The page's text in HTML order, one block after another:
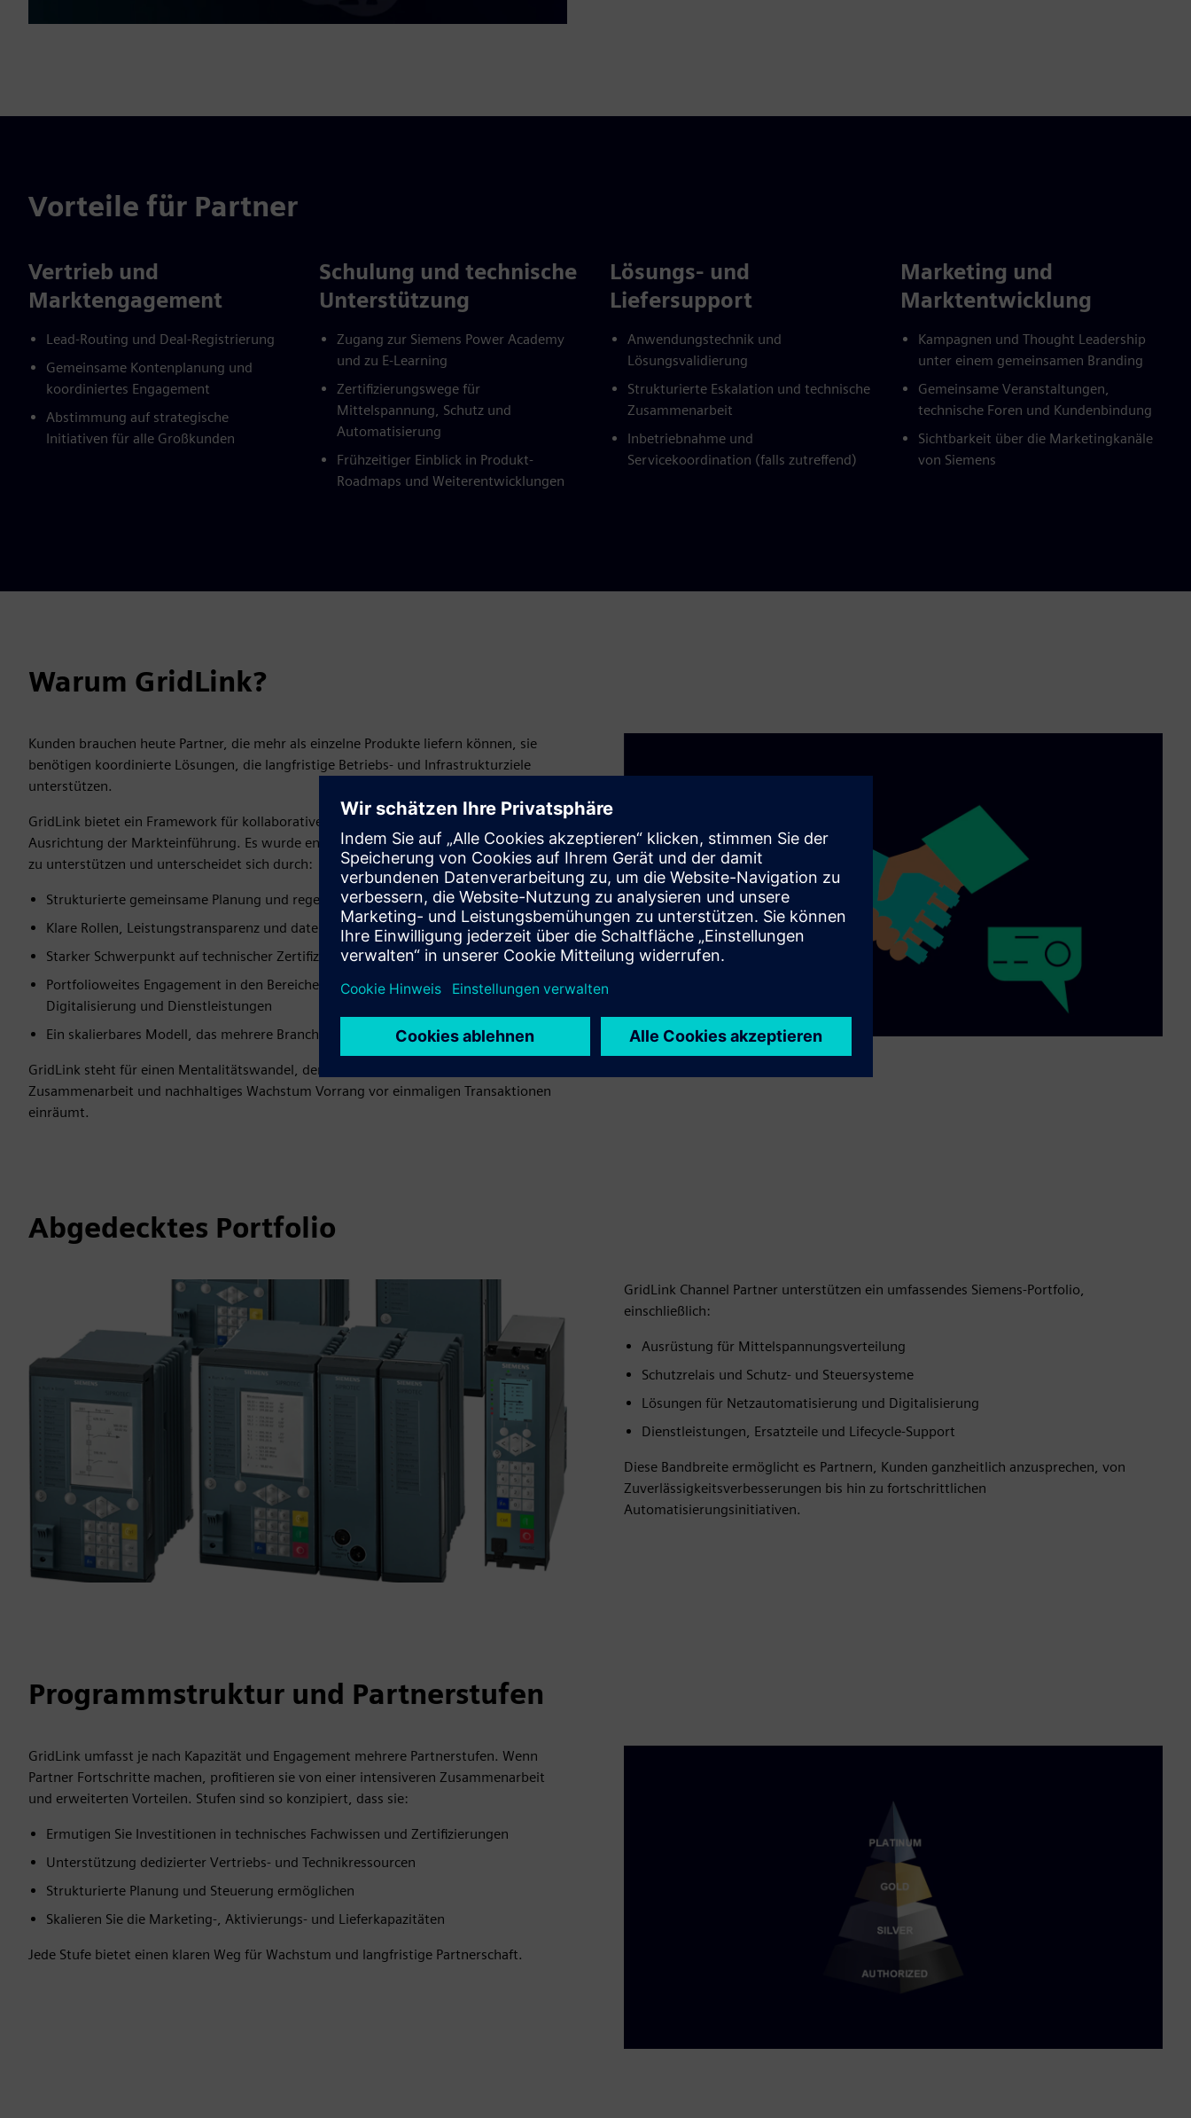
Vorteile für Partner
Vertrieb und
Marktengagement
Lead-Routing und Deal-Registrierung
Gemeinsame Kontenplanung und
koordiniertes Engagement
Abstimmung auf strategische
Initiativen für alle Großkunden
Schulung und technische
Unterstützung
Zugang zur Siemens Power Academy
und zu E-Learning
Zertifizierungswege für
Mittelspannung, Schutz und
Automatisierung
Frühzeitiger Einblick in Produkt-
Roadmaps und Weiterentwicklungen
Lösungs- und
Liefersupport
Anwendungstechnik und
Lösungsvalidierung
Strukturierte Eskalation und technische
Zusammenarbeit
Inbetriebnahme und
Servicekoordination (falls zutreffend)
Marketing und
Marktentwicklung
Kampagnen und Thought Leadership
unter einem gemeinsamen Branding
Gemeinsame Veranstaltungen,
technische Foren und Kundenbindung
Sichtbarkeit über die Marketingkanäle
von Siemens
Warum GridLink?
Kunden brauchen heute Partner, die mehr als einzelne Produkte liefern können, sie
benötigen koordinierte Lösungen, die langfristige Betriebs- und Infrastrukturziele
unterstützen.
GridLink bietet ein Framework für kollaborative Planung, Unterstützung und
Ausrichtung der Markteinführung. Es wurde entwickelt, um Kunden aus allen Branchen
zu unterstützen und unterscheidet sich durch:
Strukturierte gemeinsame Planung und regelmäßige Geschäftsüberprüfungen
Klare Rollen, Leistungstransparenz und datengestützte Entscheidungen
Starker Schwerpunkt auf technischer Zertifizierung und Lösungskompetenz
Portfolioweites Engagement in den Bereichen Ausrüstung, Automatisierung,
Digitalisierung und Dienstleistungen
Ein skalierbares Modell, das mehrere Branchen und Anwendungen unterstützt
GridLink steht für einen Mentalitätswandel, der Partnerschaft, Transparenz,
Zusammenarbeit und nachhaltiges Wachstum Vorrang vor einmaligen Transaktionen
einräumt.
Abgedecktes Portfolio
GridLink Channel Partner unterstützen ein umfassendes Siemens-Portfolio,
einschließlich:
Ausrüstung für Mittelspannungsverteilung
Schutzrelais und Schutz- und Steuersysteme
Lösungen für Netzautomatisierung und Digitalisierung
Dienstleistungen, Ersatzteile und Lifecycle-Support
Diese Bandbreite ermöglicht es Partnern, Kunden ganzheitlich anzusprechen, von
Zuverlässigkeitsverbesserungen bis hin zu fortschrittlichen
Automatisierungsinitiativen.
Programmstruktur und Partnerstufen
GridLink umfasst je nach Kapazität und Engagement mehrere Partnerstufen. Wenn
Partner Fortschritte machen, profitieren sie von einer intensiveren Zusammenarbeit
und erweiterten Vorteilen. Stufen sind so konzipiert, dass sie:
Ermutigen Sie Investitionen in technisches Fachwissen und Zertifizierungen
Unterstützung dedizierter Vertriebs- und Technikressourcen
Strukturierte Planung und Steuerung ermöglichen
Skalieren Sie die Marketing-, Aktivierungs- und Lieferkapazitäten
Jede Stufe bietet einen klaren Weg für Wachstum und langfristige Partnerschaft.